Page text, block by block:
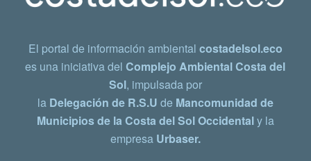
El portal de información ambiental costadelsol.eco
es una iniciativa delComplejo Ambiental Costa del
Sol, impulsada por
la Delegación de R.S.U de Mancomunidad de
Municipios de la Costa del Sol Occidentaly la
empresa Urbaser.